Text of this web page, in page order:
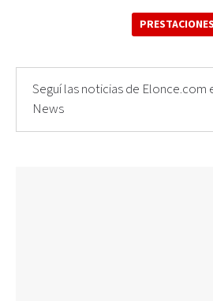
PRESTACIONES
Seguí las noticias de Elonce.com
News